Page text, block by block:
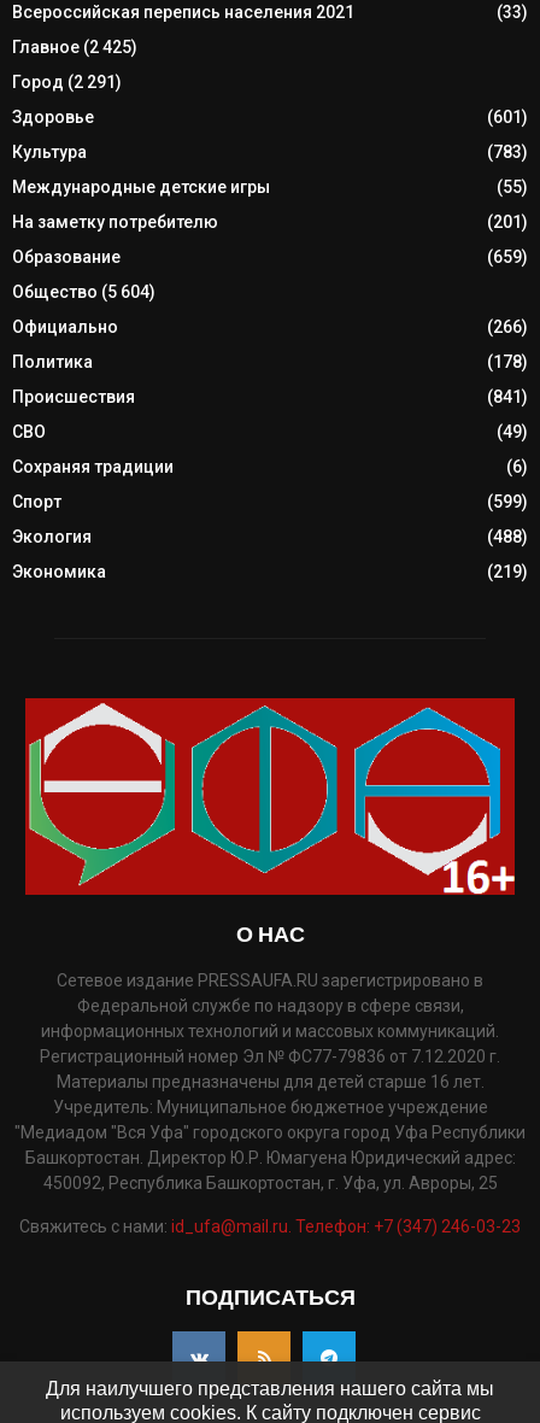
Всероссийская перепись населения 2021
(33)
Главное (2 425)
Город (2 291)
Здоровье
(601)
Культура
(783)
Международные детские игры
(55)
На заметку потребителю
(201)
Образование
(659)
Общество (5 604)
Официально
(266)
Политика
(178)
Происшествия
(841)
СВО
(49)
Сохраняя традиции
(6)
Спорт
(599)
Экология
(488)
Экономика
(219)
О НАС
Сетевое издание PRESSAUFA.RU зарегистрировано в
Федеральной службе по надзору в сфере связи,
информационных технологий и массовых коммуникаций.
Регистрационный номер Эл № ФС77-79836 от 7.12.2020 г.
Материалы предназначены для детей старше 16 лет.
Учредитель: Муниципальное бюджетное учреждение
"Медиадом "Вся Уфа" городского округа город Уфа Республики
Башкортостан. Директор Ю.Р. Юмагуена Юридический адрес:
450092, Республика Башкортостан, г. Уфа, ул. Авроры, 25
Свяжитесь с нами: id_ufa@mail.ru. Телефон: +7 (347) 246-03-23
ПОДПИСАТЬСЯ
Для наилучшего представления нашего сайта мы
используем cookies. К сайту подключен сервис